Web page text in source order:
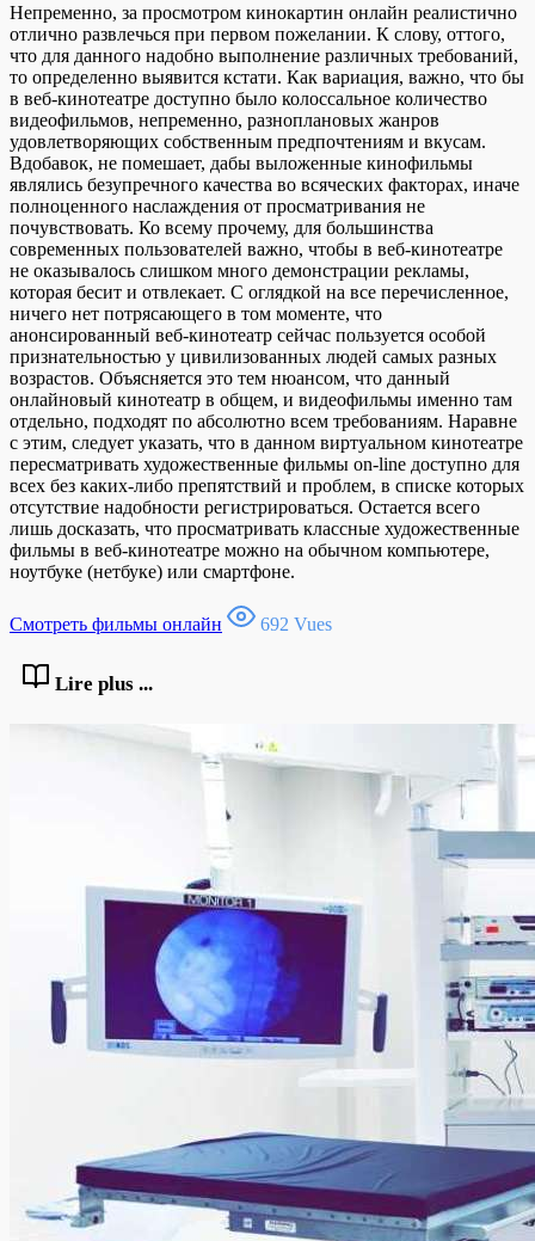
Непременно, за просмотром кинокартин онлайн реалистично
отлично развлечься при первом пожелании. К слову, оттого,
что для данного надобно выполнение различных требований,
то определенно выявится кстати. Как вариация, важно, что бы
в веб-кинотеатре доступно было колоссальное количество
видеофильмов, непременно, разноплановых жанров
удовлетворяющих собственным предпочтениям и вкусам.
Вдобавок, не помешает, дабы выложенные кинофильмы
являлись безупречного качества во всяческих факторах, иначе
полноценного наслаждения от просматривания не
почувствовать. Ко всему прочему, для большинства
современных пользователей важно, чтобы в веб-кинотеатре
не оказывалось слишком много демонстрации рекламы,
которая бесит и отвлекает. С оглядкой на все перечисленное,
ничего нет потрясающего в том моменте, что
анонсированный веб-кинотеатр сейчас пользуется особой
признательностью у цивилизованных людей самых разных
возрастов. Объясняется это тем нюансом, что данный
онлайновый кинотеатр в общем, и видеофильмы именно там
отдельно, подходят по абсолютно всем требованиям. Наравне
с этим, следует указать, что в данном виртуальном кинотеатре
пересматривать художественные фильмы on-line доступно для
всех без каких-либо препятствий и проблем, в списке которых
отсутствие надобности регистрироваться. Остается всего
лишь досказать, что просматривать классные художественные
фильмы в веб-кинотеатре можно на обычном компьютере,
ноутбуке (нетбуке) или смартфоне.
Смотреть фильмы онлайн 692 Vues
Lire plus ...